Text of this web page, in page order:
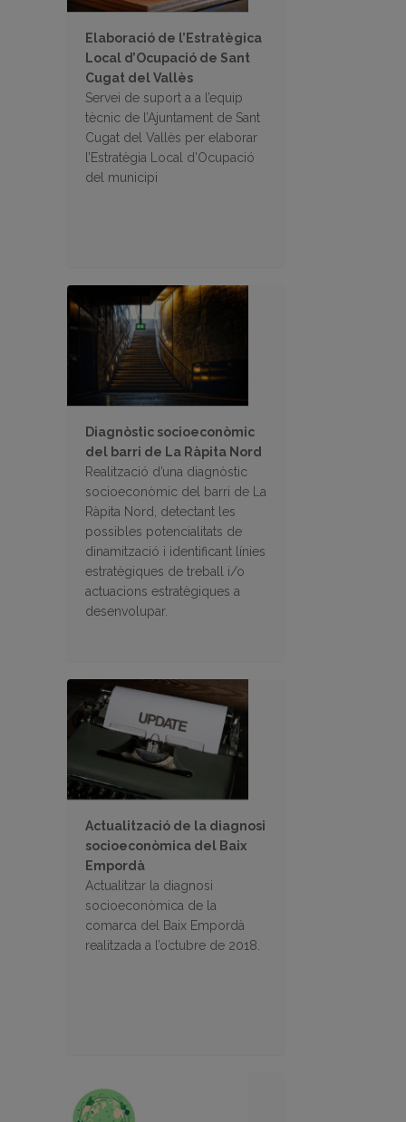
Elaboració de l’Estratègica
Local d’Ocupació de Sant
Cugat del Vallès
Servei de suport a a l’equip
tècnic de l’Ajuntament de Sant
Cugat del Vallès per elaborar
l’Estratègia Local d’Ocupació
del municipi
Diagnòstic socioeconòmic
del barri de La Ràpita Nord
Realització d’una diagnòstic
socioeconòmic del barri de La
Ràpita Nord, detectant les
possibles potencialitats de
dinamització i identificant línies
estratègiques de treball i/o
actuacions estratègiques a
desenvolupar.
Actualització de la diagnosi
socioeconòmica del Baix
Empordà
Actualitzar la diagnosi
socioeconòmica de la
comarca del Baix Empordà
realitzada a l’octubre de 2018.